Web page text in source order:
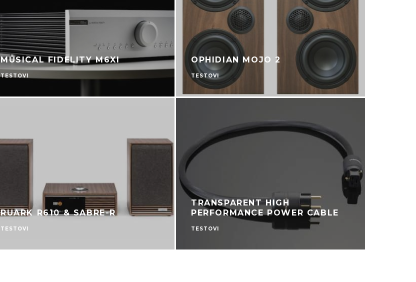
MUSICAL FIDELITY M6XI
TESTOVI
OPHIDIAN MOJO 2
TESTOVI
RUARK R610 & SABRE-R
TESTOVI
TRANSPARENT HIGH
PERFORMANCE POWER CABLE
TESTOVI